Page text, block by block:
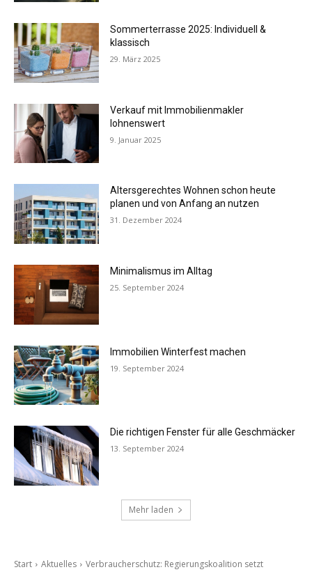
Sommerterrasse 2025: Individuell &
klassisch
29. März 2025
Verkauf mit Immobilienmakler
lohnenswert
9. Januar 2025
Altersgerechtes Wohnen schon heute
planen und von Anfang an nutzen
31. Dezember 2024
Minimalismus im Alltag
25. September 2024
Immobilien Winterfest machen
19. September 2024
Die richtigen Fenster für alle Geschmäcker
13. September 2024
Mehr laden